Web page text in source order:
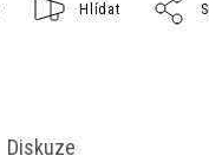
Hlídat
Diskuze